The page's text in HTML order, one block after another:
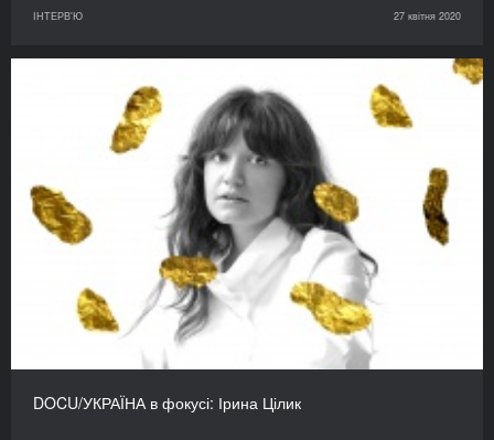
ІНТЕРВ'Ю 27 квітня 2020
DOCU/УКРАЇНА в фокусі: Ірина Цілик